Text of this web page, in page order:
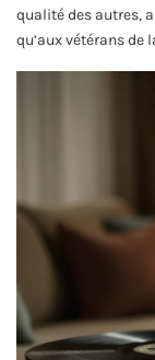
qualité des autres,
qu’aux vétérans de